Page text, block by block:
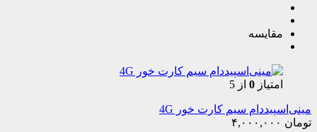
مقایسه
امتیاز 0 از 5
مینی‌اسپیددام سیم کارت خور 4G
تومان